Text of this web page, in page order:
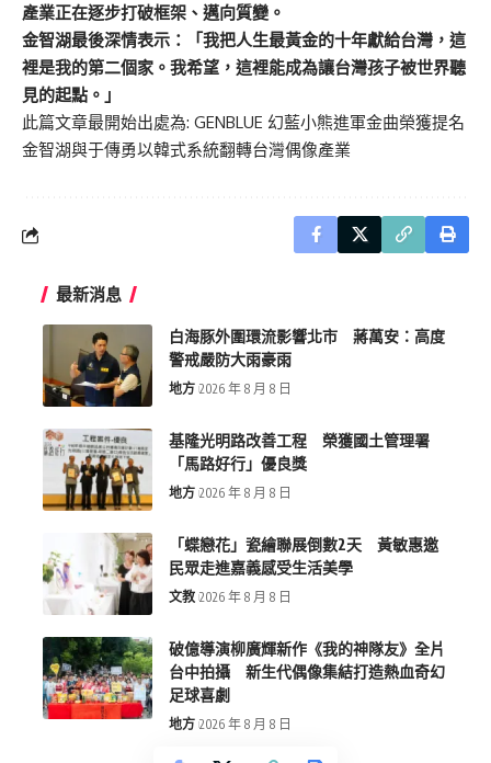
產業正在逐步打破框架、邁向質變。
金智湖最後深情表示：「我把人生最黃金的十年獻給台灣，這
裡是我的第二個家。我希望，這裡能成為讓台灣孩子被世界聽
見的起點。」
此篇文章最開始出處為: GENBLUE 幻藍小熊進軍金曲榮獲提名
金智湖與于傳勇以韓式系統翻轉台灣偶像產業
最新消息
白海豚外圍環流影響北市 蔣萬安：高度
警戒嚴防大雨豪雨
地方 2026 年 8 月 8 日
基隆光明路改善工程 榮獲國土管理署
「馬路好行」優良獎
地方 2026 年 8 月 8 日
「蝶戀花」瓷繪聯展倒數2天 黃敏惠邀
民眾走進嘉義感受生活美學
文教 2026 年 8 月 8 日
破億導演柳廣輝新作《我的神隊友》全片
台中拍攝 新生代偶像集結打造熱血奇幻
足球喜劇
地方 2026 年 8 月 8 日